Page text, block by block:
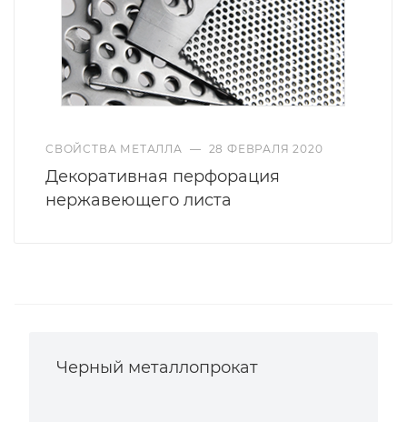
СВОЙСТВА МЕТАЛЛА — 28 ФЕВРАЛЯ 2020
Декоративная перфорация
нержавеющего листа
Черный металлопрокат